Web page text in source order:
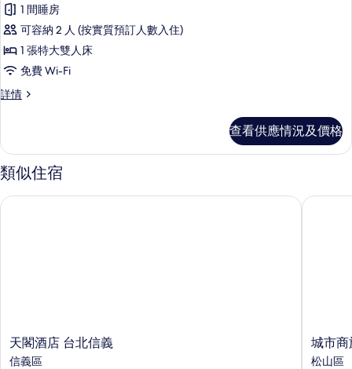
標
準
客
(不
停
車
庫)
的
1 間睡房
可容納 2 人 (按實質預訂人數入住)
1 張特大雙人床
免費 Wi-Fi
詳情
標
(不
含
停
庫)
查看供應情況及價格
類似住宿
天
閣
天閣酒店 台北信義
信義區
天閣酒店 台北信義
城
市
城市商
松山區
城市商